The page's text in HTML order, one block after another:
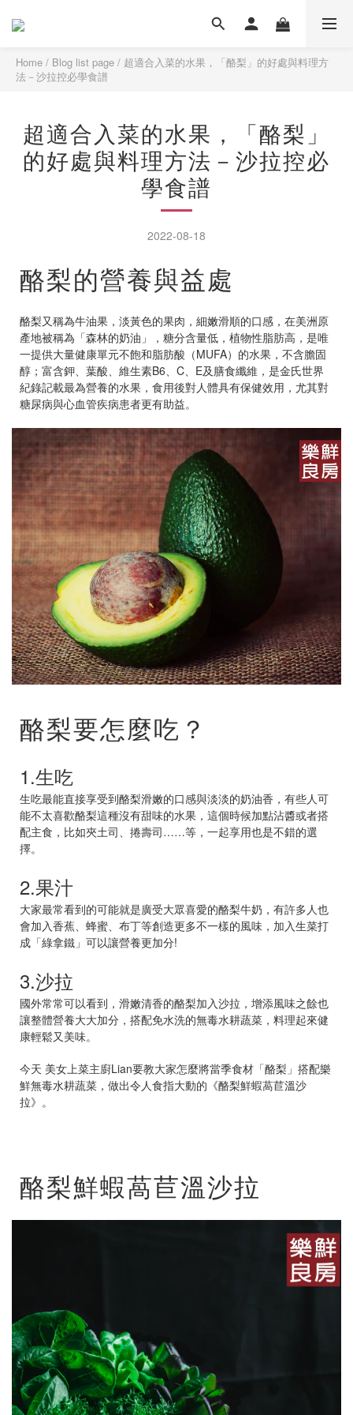
Home / Blog list page / 超適合入菜的水果，「酪梨」的好處與料理方
法－沙拉控必學食譜
超適合入菜的水果，「酪梨」
的好處與料理方法－沙拉控必
學食譜
2022-08-18
酪梨的營養與益處
酪梨又稱為牛油果，淡黃色的果肉，細嫩滑順的口感，在美洲原
產地被稱為「森林的奶油」，糖分含量低，植物性脂肪高，是唯
一提供大量健康單元不飽和脂肪酸（MUFA）的水果，不含膽固
醇；富含鉀、葉酸、維生素B6、C、E及膳食纖維，是金氏世界
紀錄記載最為營養的水果，食用後對人體具有保健效用，尤其對
糖尿病與心血管疾病患者更有助益。
酪梨要怎麼吃？
1.生吃
生吃最能直接享受到酪梨滑嫩的口感與淡淡的奶油香，有些人可
能不太喜歡酪梨這種沒有甜味的水果，這個時候加點沾醬或者搭
配主食，比如夾土司、捲壽司……等，一起享用也是不錯的選
擇。
2.果汁
大家最常看到的可能就是廣受大眾喜愛的酪梨牛奶，有許多人也
會加入香蕉、蜂蜜、布丁等創造更多不一樣的風味，加入生菜打
成「綠拿鐵」可以讓營養更加分!
3.沙拉
國外常常可以看到，滑嫩清香的酪梨加入沙拉，增添風味之餘也
讓整體營養大大加分，搭配免水洗的無毒水耕蔬菜，料理起來健
康輕鬆又美味。
今天 美女上菜主廚Lian要教大家怎麼將當季食材「酪梨」搭配樂
鮮無毒水耕蔬菜，做出令人食指大動的《酪梨鮮蝦萵苣溫沙
拉》。
酪梨鮮蝦萵苣溫沙拉